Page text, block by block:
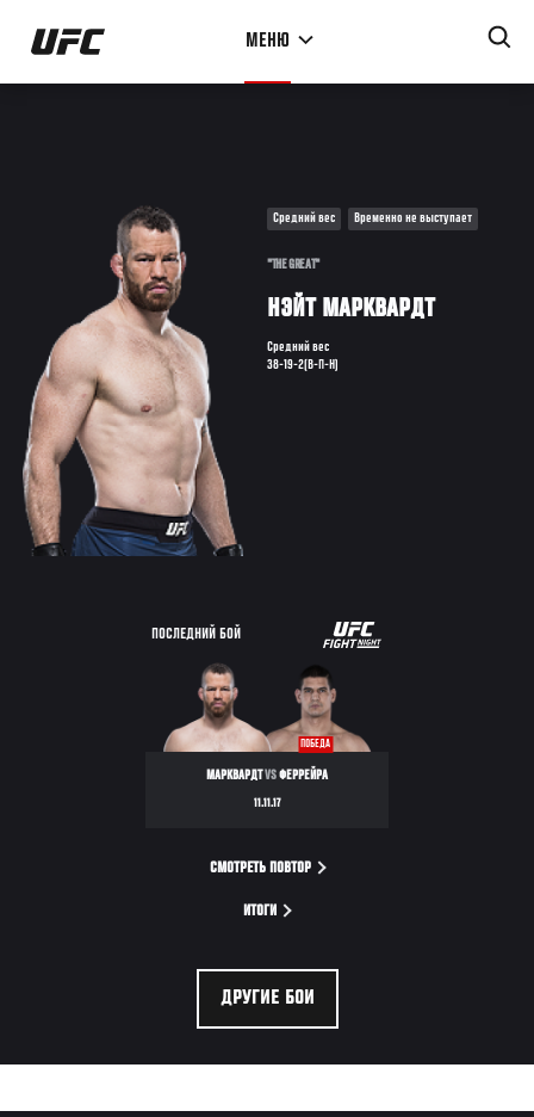
Перейти
основному
МЕНЮ
Средний вес Временно не выступает
"THE GREAT"
НЭЙТ МАРКВАРДТ
Средний вес
38-19-2(В-П-Н)
ПОСЛЕДНИЙ БОЙ
UFC
NIGHT
ПОБЕДА
МАРКВАРДТVSФЕРРЕЙРА
11.11.17
СМОТРЕТЬ ПОВТОР
ИТОГИ
ДРУГИЕ БОИ